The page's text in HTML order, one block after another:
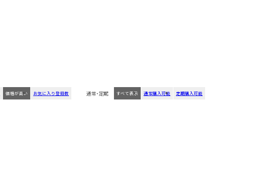
価格が高い お気に入り登録数 通常・定期 すべて表示 通常購入可能 定期購入可能